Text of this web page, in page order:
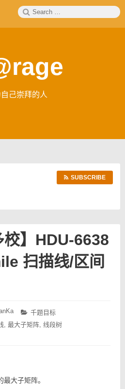
Search
for:
己崇拜的人
SUBSCRIBE
校】HDU-6638
扫描线/区间
Categories:
千题目标
, 最大子矩阵, 线段树
大子矩阵。